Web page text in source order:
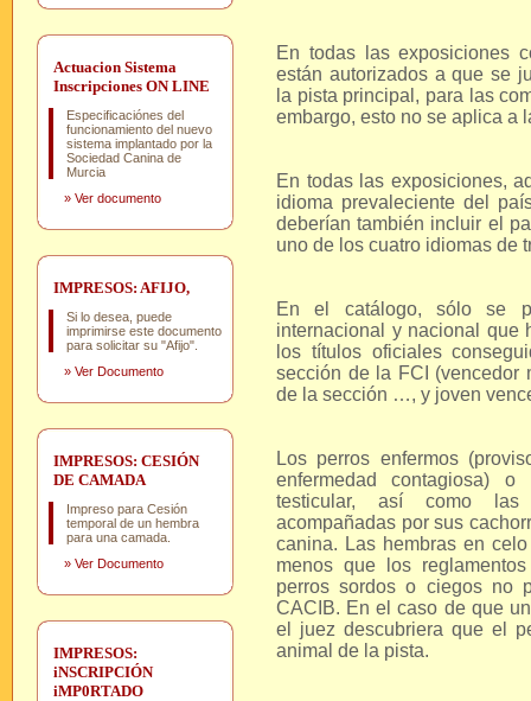
Actuacion Sistema
Inscripciones ON LINE
Especificaciónes del
funcionamiento del nuevo
sistema implantado por la
Sociedad Canina de
Murcia
» Ver documento
IMPRESOS: AFIJO,
Si lo desea, puede
imprimirse este documento
para solicitar su "Afijo".
» Ver Documento
IMPRESOS: CESIÓN
DE CAMADA
Impreso para Cesión
temporal de un hembra
para una camada.
» Ver Documento
IMPRESOS:
iNSCRIPCIÓN
iMP0RTADO
En todas las exposiciones
están autorizados a que se
la pista principal, para las
embargo, esto no se aplica a
En todas las exposiciones,
idioma prevaleciente del
deberían también incluir el
uno de los cuatro idiomas de
En el catálogo, sólo se
internacional y nacional que
los títulos oficiales
sección de la FCI (vencedor
de la sección …, y joven
Los perros enfermos
enfermedad contagiosa)
testicular, así como las
acompañadas por sus
canina. Las hembras en
menos que los
perros sordos o ciegos no
CACIB. En el caso de que
el juez descubriera que el
animal de la pista.